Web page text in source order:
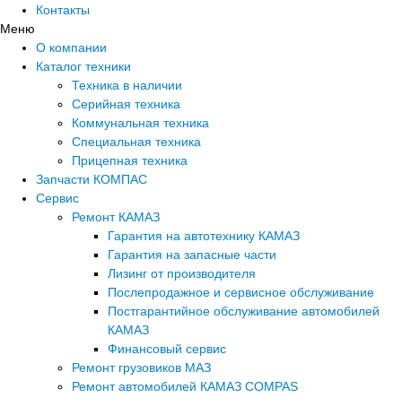
Контакты
Меню
О компании
Каталог техники
Техника в наличии
Серийная техника
Коммунальная техника
Специальная техника
Прицепная техника
Запчасти КОМПАС
Сервис
Ремонт КАМАЗ
Гарантия на автотехнику КАМАЗ
Гарантия на запасные части
Лизинг от производителя
Послепродажное и сервисное обслуживание
Постгарантийное обслуживание автомобилей
КАМАЗ
Финансовый сервис
Ремонт грузовиков МАЗ
Ремонт автомобилей КАМАЗ COMPAS